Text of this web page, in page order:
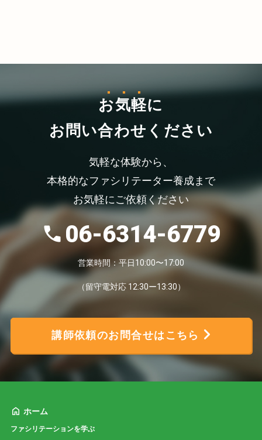
お気軽に
お問い合わせください
気軽な体験から、
本格的なファシリテーター養成まで
お気軽にご依頼ください
06-6314-6779
営業時間：平日10:00〜17:00
（留守電対応 12:30ー13:30）
講師依頼のお問合せはこちら
ホーム
ファシリテーションを学ぶ